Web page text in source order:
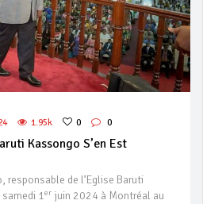
1.95k 0 0
Kassongo S’en Est
responsable de l’Eglise Baruti
1er juin 2024 à Montréal au